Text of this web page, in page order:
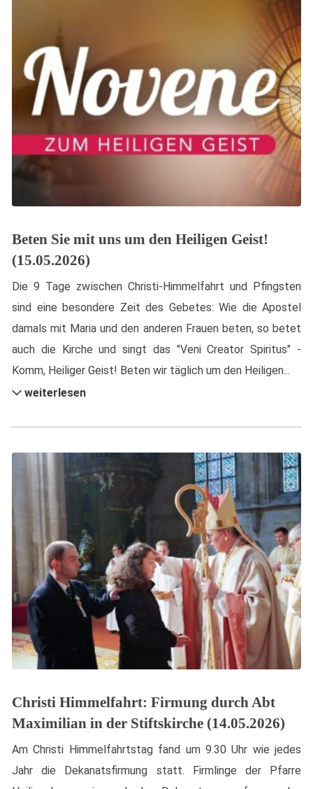
Beten Sie mit uns um den Heiligen Geist!
(15.05.2026)
Die 9 Tage zwischen Christi-Himmelfahrt und Pfingsten
sind eine besondere Zeit des Gebetes: Wie die Apostel
damals mit Maria und den anderen Frauen beten, so betet
auch die Kirche und singt das "Veni Creator Spiritus" -
Komm, Heiliger Geist! Beten wir täglich um den Heiligen...
weiterlesen
Christi Himmelfahrt: Firmung durch Abt
Maximilian in der Stiftskirche (14.05.2026)
Am Christi Himmelfahrtstag fand um 9.30 Uhr wie jedes
Jahr die Dekanatsfirmung statt. Firmlinge der Pfarre